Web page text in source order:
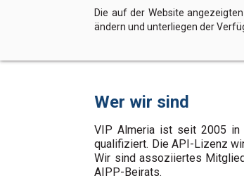
Die auf der Website
ändern und unterliegen der
Wer wir sind
VIP Almeria ist seit 2005 in
qualifiziert. Die API-Lizenz
Wir sind assoziiertes
AIPP-Beirats.